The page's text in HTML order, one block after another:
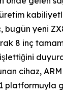
bugün yeni
8 inç
cihaz,
platformuyla